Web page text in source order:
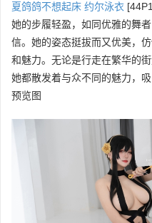
夏鸽鸽不想起床 约尔泳衣
她的步履轻盈，如同优雅的舞
信。她的姿态挺拔而又优美，
和魅力。无论是行走在繁华的
她都散发着与众不同的魅力，
预览图